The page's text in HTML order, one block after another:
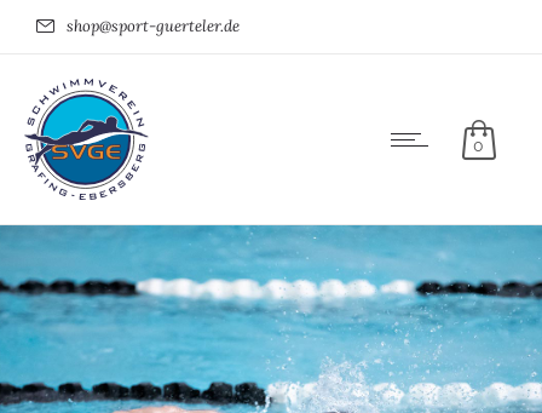
shop@sport-guerteler.de
0